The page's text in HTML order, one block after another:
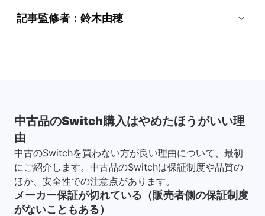
記事監修者：鈴木由穂
中古品のSwitch購入はやめたほうがいい理
由
中古のSwitchを買わない方が良い理由について、最初
にご紹介します。中古品のSwitchは保証制度や品質の
ほか、安全性での注意点があります。
メーカー保証が切れている（販売者側の保証制度
がないこともある）